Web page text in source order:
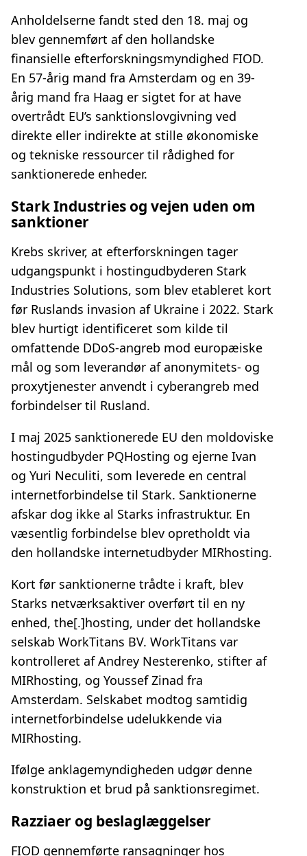
Anholdelserne fandt sted den 18. maj og
blev gennemført af den hollandske
finansielle efterforskningsmyndighed FIOD.
En 57-årig mand fra Amsterdam og en 39-
årig mand fra Haag er sigtet for at have
overtrådt EU’s sanktionslovgivning ved
direkte eller indirekte at stille økonomiske
og tekniske ressourcer til rådighed for
sanktionerede enheder.
Stark Industries og vejen uden om
sanktioner
Krebs skriver, at efterforskningen tager
udgangspunkt i hostingudbyderen Stark
Industries Solutions, som blev etableret kort
før Ruslands invasion af Ukraine i 2022. Stark
blev hurtigt identificeret som kilde til
omfattende DDoS-angreb mod europæiske
mål og som leverandør af anonymitets- og
proxytjenester anvendt i cyberangreb med
forbindelser til Rusland.
I maj 2025 sanktionerede EU den moldoviske
hostingudbyder PQHosting og ejerne Ivan
og Yuri Neculiti, som leverede en central
internetforbindelse til Stark. Sanktionerne
afskar dog ikke al Starks infrastruktur. En
væsentlig forbindelse blev opretholdt via
den hollandske internetudbyder MIRhosting.
Kort før sanktionerne trådte i kraft, blev
Starks netværksaktiver overført til en ny
enhed, the[.]hosting, under det hollandske
selskab WorkTitans BV. WorkTitans var
kontrolleret af Andrey Nesterenko, stifter af
MIRhosting, og Youssef Zinad fra
Amsterdam. Selskabet modtog samtidig
internetforbindelse udelukkende via
MIRhosting.
Ifølge anklagemyndigheden udgør denne
konstruktion et brud på sanktionsregimet.
Razziaer og beslaglæggelser
FIOD gennemførte ransagninger hos